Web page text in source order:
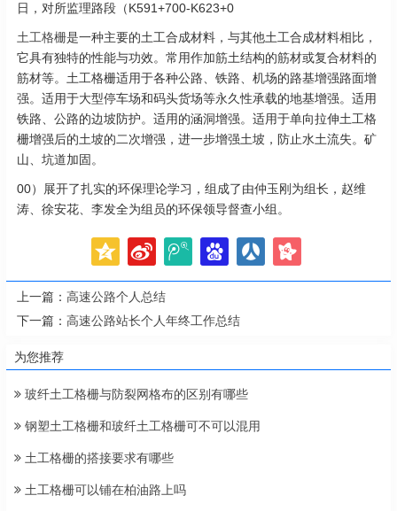
日，对所监理路段（K591+700-K623+0
土工格栅是一种主要的土工合成材料，与其他土工合成材料相比，
它具有独特的性能与功效。常用作加筋土结构的筋材或复合材料的
筋材等。土工格栅适用于各种公路、铁路、机场的路基增强路面增
强。适用于大型停车场和码头货场等永久性承载的地基增强。适用
铁路、公路的边坡防护。适用的涵洞增强。适用于单向拉伸土工格
栅增强后的土坡的二次增强，进一步增强土坡，防止水土流失。矿
山、坑道加固。
00）展开了扎实的环保理论学习，组成了由仲玉刚为组长，赵维
涛、徐安花、李发全为组员的环保领导督查小组。
上一篇： 高速公路个人总结
下一篇： 高速公路站长个人年终工作总结
为您推荐
玻纤土工格栅与防裂网格布的区别有哪些
钢塑土工格栅和玻纤土工格栅可不可以混用
土工格栅的搭接要求有哪些
土工格栅可以铺在柏油路上吗